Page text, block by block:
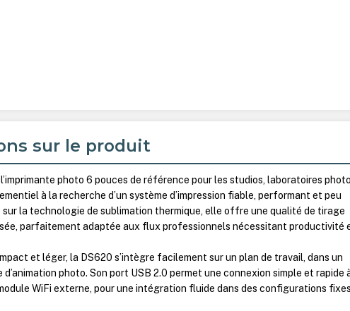
sur le produit
photo 6 pouces de référence pour les studios, laboratoires
à la recherche d’un système d’impression fiable, performant et peu
sur la technologie de sublimation thermique, elle offre une qualité de tirage
parfaitement adaptée aux flux professionnels nécessitant productivité
et léger, la DS620 s’intègre facilement sur un plan de travail, dans un
d’animation photo. Son port USB 2.0 permet une connexion simple et rapide
WiFi externe, pour une intégration fluide dans des configurations